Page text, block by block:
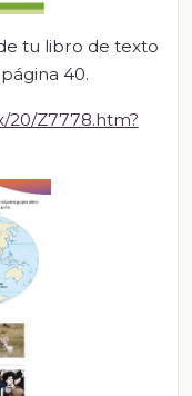
tu libro de texto
40.
20/Z7778.htm?